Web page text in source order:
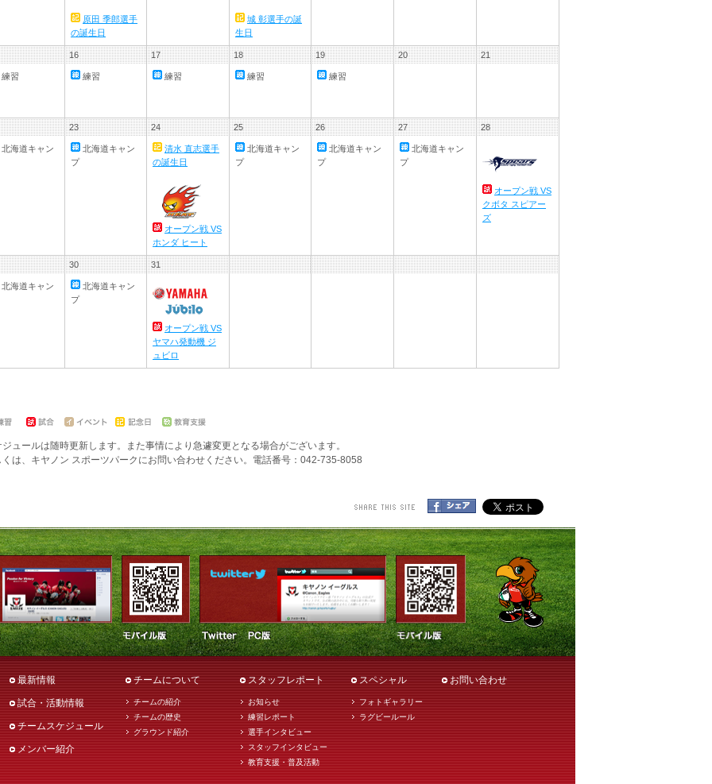
原田 季郎選手
の誕生日
城 彰選手の誕
生日
練習
16
練習
17
練習
18
練習
19
練習
20 21
北海道キャン
23
北海道キャン
プ
24
清水 直志選手
の誕生日
オープン戦 VS
ホンダ ヒート
25
北海道キャン
プ
26
北海道キャン
プ
27
北海道キャン
プ
28
オープン戦 VS
クボタ スピアー
ズ
北海道キャン
30
北海道キャン
プ
31
オープン戦 VS
ヤマハ発動機 ジ
ュビロ
ジュールは随時更新します。また事情により急遽変更となる場合がございます。
くは、キヤノン スポーツパークにお問い合わせください。電話番号：042-735-8058
最新情報
試合・活動情報
チームスケジュール
メンバー紹介
チームについて
チームの紹介
チームの歴史
グラウンド紹介
スタッフレポート
お知らせ
練習レポート
選手インタビュー
スタッフインタビュー
教育支援・普及活動
スペシャル
フォトギャラリー
ラグビールール
お問い合わせ